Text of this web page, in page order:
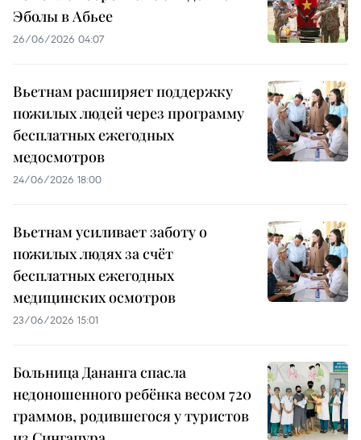
Эболы в Абьее
26/06/2026 04:07
Вьетнам расширяет поддержку
пожилых людей через программу
бесплатных ежегодных
медосмотров
24/06/2026 18:00
Вьетнам усиливает заботу о
пожилых людях за счёт
бесплатных ежегодных
медицинских осмотров
23/06/2026 15:01
Больница Дананга спасла
недоношенного ребёнка весом 720
граммов, родившегося у туристов